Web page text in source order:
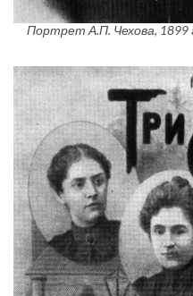
Портрет А.П. Чехова, 1899